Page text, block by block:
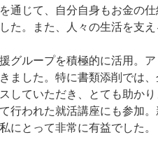
通じて、自分自身もお金の
た。また、人々の生活を支
グループを積極的に活用。
ました。特に書類添削では
していただき、とても助かり
行われた就活講座にも参加
にとって非常に有益でした。